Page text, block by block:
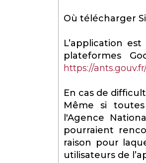
Où télécharger
L’application
plateformes
https://
En cas de
Même si
l'Agence
pourraient
raison pour
utilisateurs de